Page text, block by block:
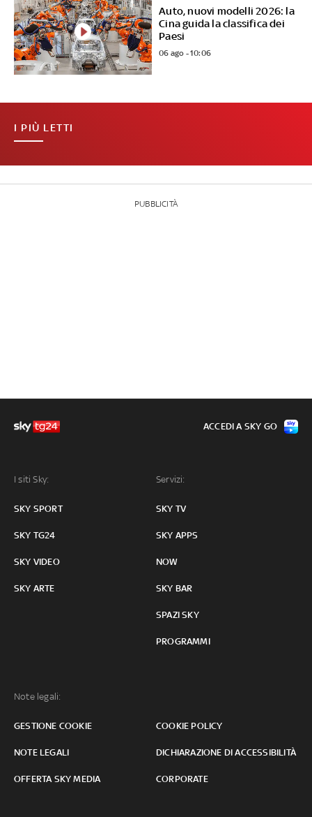
Auto, nuovi modelli 2026: la
Cina guida la classifica dei
Paesi
06 ago - 10:06
I PIÙ LETTI
PUBBLICITÀ
I siti Sky:
SKY SPORT
SKY TG24
SKY VIDEO
SKY ARTE
Servizi:
SKY TV
SKY APPS
NOW
SKY BAR
SPAZI SKY
PROGRAMMI
Note legali:
GESTIONE COOKIE COOKIE POLICY
NOTE LEGALI DICHIARAZIONE DI ACCESSIBILITÀ
OFFERTA SKY MEDIA CORPORATE
ACCEDI A SKY GO